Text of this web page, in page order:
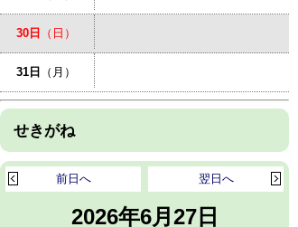
30日 （日）
31日 （月）
せきがね
2026年6月27日
翌日へ
前日へ